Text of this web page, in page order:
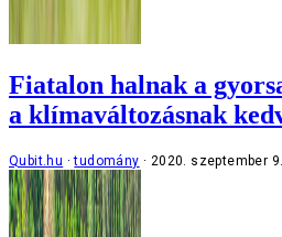
Fiatalon halnak a
a klímaváltozásnak
Qubit.hu tudomány 2020. szeptember 9.